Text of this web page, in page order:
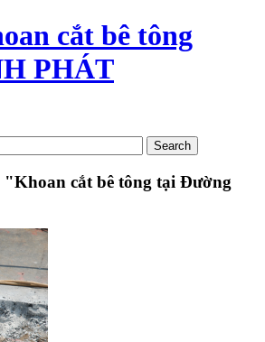
cắt bê tông
PHÁT
"Khoan cắt bê tông tại Đường